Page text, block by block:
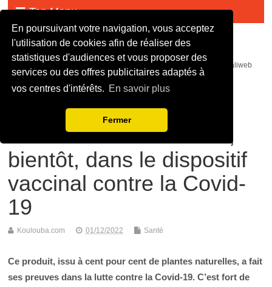
En poursuivant votre navigation, vous acceptez
l'utilisation de cookies afin de réaliser des
statistiques d'audiences et vous proposer des
services ou des offres publicitaires adaptés à
vos centres d'intérêts. En savoir plus
Fermer
Top Menu
Malijet
malijet mali jet com Actualité malienne en continue - mali web maliweb
mali actu news ortm direct live infos
Comarus-Sirop : La
recette de Mouleikafou,
bientôt, dans le dispositif
vaccinal contre la Covid-
19
Koulouba.com 01/12/2022 Santé
Ce produit, issu à cent pour cent de plantes naturelles, a fait
ses preuves dans la lutte contre la Covid-19. C’est fort de